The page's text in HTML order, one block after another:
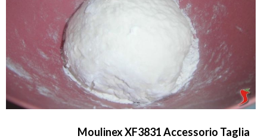
Moulinex XF3831 Accessorio Taglia